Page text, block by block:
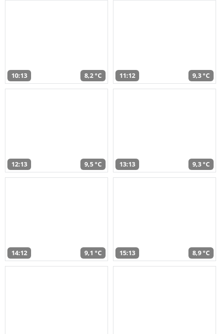
10:13 8,2 °C 11:12 9,3 °C
12:13 9,5 °C 13:13 9,3 °C
14:12 9,1 °C 15:13 8,9 °C